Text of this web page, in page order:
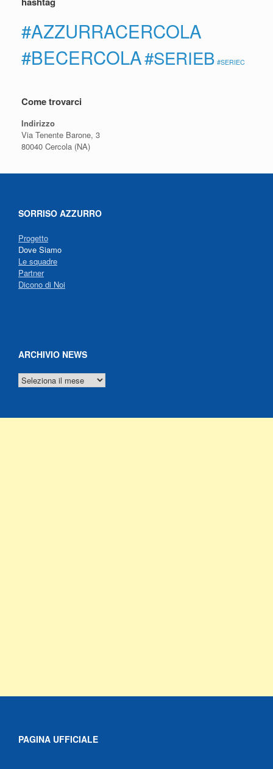
#AZZURRACERCOLA
#BECERCOLA#SERIEB #SERIEC
Come trovarci
Indirizzo
Via Tenente Barone, 3
80040 Cercola (NA)
SORRISO AZZURRO
Progetto
Dove Siamo
Le squadre
Partner
Dicono di Noi
ARCHIVIO NEWS
ARCHIVIO
NEWS
PAGINA UFFICIALE